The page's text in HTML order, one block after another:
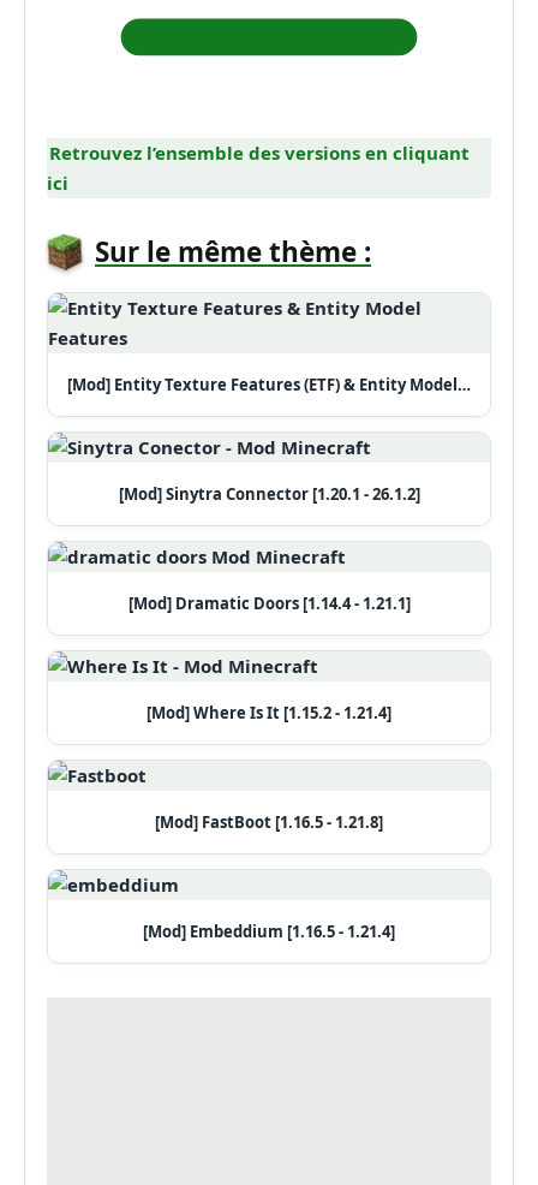
Retrouvez l’ensemble des versions en cliquant
ici
Sur le même thème :
[Mod] Entity Texture Features (ETF) & Entity Model…
[Mod] Sinytra Connector [1.20.1 - 26.1.2]
[Mod] Dramatic Doors [1.14.4 - 1.21.1]
[Mod] Where Is It [1.15.2 - 1.21.4]
[Mod] FastBoot [1.16.5 - 1.21.8]
[Mod] Embeddium [1.16.5 - 1.21.4]